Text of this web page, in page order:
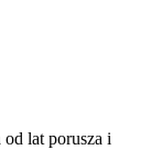
lat porusza i